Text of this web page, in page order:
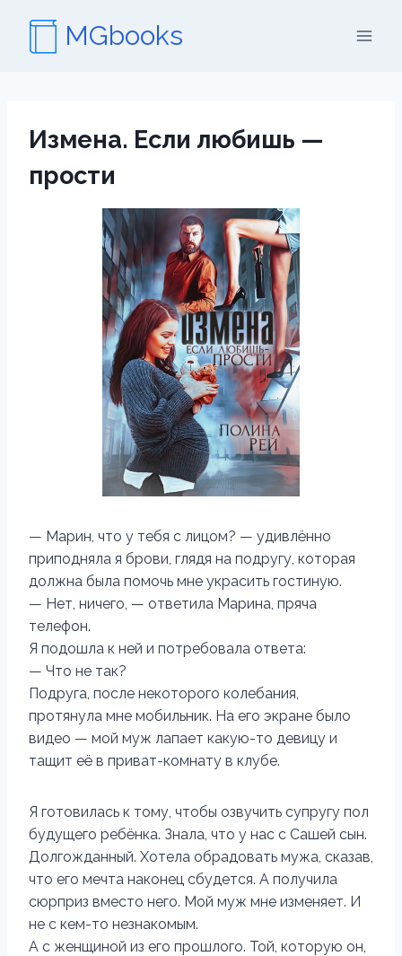
содержимому
MGbooks
Измена. Если любишь —
прости
— Марин, что у тебя с лицом? — удивлённо
приподняла я брови, глядя на подругу, которая
должна была помочь мне украсить гостиную.
— Нет, ничего, — ответила Марина, пряча
телефон.
Я подошла к ней и потребовала ответа:
— Что не так?
Подруга, после некоторого колебания,
протянула мне мобильник. На его экране было
видео — мой муж лапает какую-то девицу и
тащит её в приват-комнату в клубе.
Я готовилась к тому, чтобы озвучить супругу пол
будущего ребёнка. Знала, что у нас с Сашей сын.
Долгожданный. Хотела обрадовать мужа, сказав,
что его мечта наконец сбудется. А получила
сюрприз вместо него. Мой муж мне изменяет. И
не с кем-то незнакомым.
А с женщиной из его прошлого. Той, которую он,